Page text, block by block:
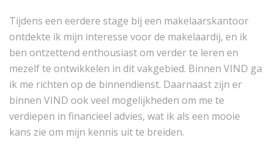
Tijdens een eerdere stage bij een makelaarskantoor
ontdekte ik mijn interesse voor de makelaardij, en ik
ben ontzettend enthousiast om verder te leren en
mezelf te ontwikkelen in dit vakgebied. Binnen VIND ga
ik me richten op de binnendienst. Daarnaast zijn er
binnen VIND ook veel mogelijkheden om me te
verdiepen in financieel advies, wat ik als een mooie
kans zie om mijn kennis uit te breiden.